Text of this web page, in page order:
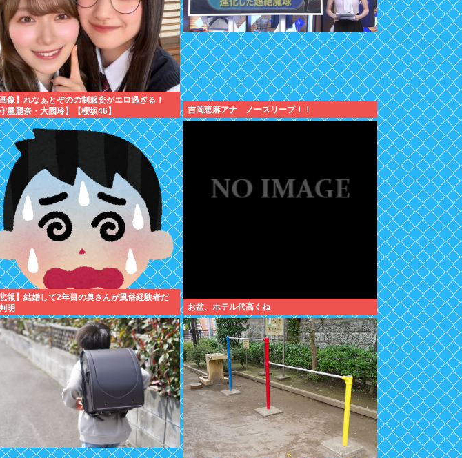
画像】れなぁとぞのの制服姿がエロ過ぎる！
守屋麗奈・大園玲】【櫻坂46】
吉岡恵麻アナ ノースリーブ！！
悲報】結婚して2年目の奥さんが風俗経験者だ
明
お盆、ホテル代高くね